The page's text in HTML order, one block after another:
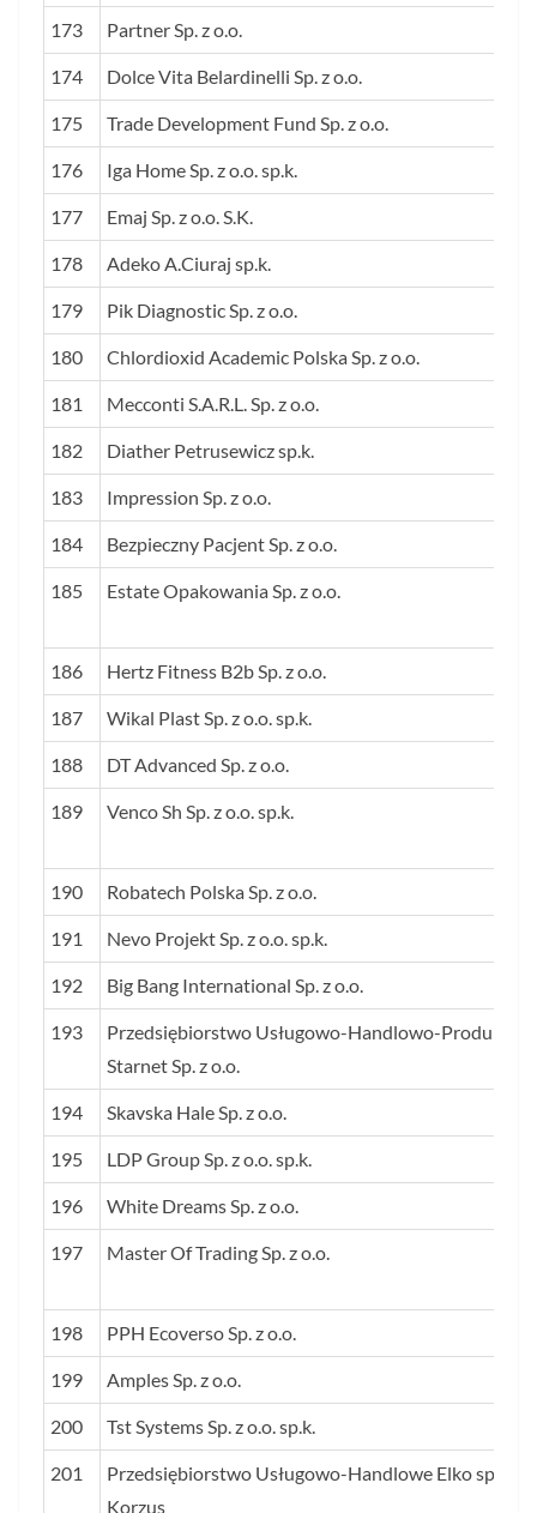
173 Partner Sp. z o.o.
174 Dolce Vita Belardinelli Sp. z o.o.
175 Trade Development Fund Sp. z o.o.
176 Iga Home Sp. z o.o. sp.k.
177 Emaj Sp. z o.o. S.K.
178 Adeko A.Ciuraj sp.k.
179 Pik Diagnostic Sp. z o.o.
180 Chlordioxid Academic Polska Sp. z o.o.
181 Mecconti S.A.R.L. Sp. z o.o.
182 Diather Petrusewicz sp.k.
183 Impression Sp. z o.o.
184 Bezpieczny Pacjent Sp. z o.o.
185 Estate Opakowania Sp. z o.o.
186 Hertz Fitness B2b Sp. z o.o.
187 Wikal Plast Sp. z o.o. sp.k.
188 DT Advanced Sp. z o.o.
189 Venco Sh Sp. z o.o. sp.k.
190 Robatech Polska Sp. z o.o.
191 Nevo Projekt Sp. z o.o. sp.k.
192 Big Bang International Sp. z o.o.
193
Przedsiębiorstwo Usługowo-Handlowo-
Starnet Sp. z o.o.
194 Skavska Hale Sp. z o.o.
195 LDP Group Sp. z o.o. sp.k.
196 White Dreams Sp. z o.o.
197 Master Of Trading Sp. z o.o.
198 PPH Ecoverso Sp. z o.o.
199 Amples Sp. z o.o.
200 Tst Systems Sp. z o.o. sp.k.
201
Przedsiębiorstwo Usługowo-Handlowe Elko sp.j.
Korzus